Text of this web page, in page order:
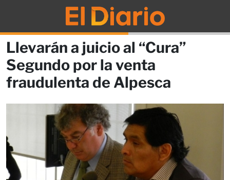
Llevarán a juicio al “Cura”
Segundo por la venta
fraudulenta de Alpesca